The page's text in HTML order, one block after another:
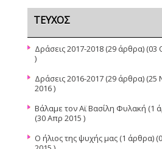
ΤΕΎΧΟΣ
Δράσεις 2017-2018 (29 άρθρα) (03
)
Δράσεις 2016-2017 (29 άρθρα) (25
2016 )
Βάλαμε τον Αϊ Βασίλη Φυλακή (1
(30 Απρ 2015 )
Ο ήλιος της ψυχής μας (1 άρθρα)